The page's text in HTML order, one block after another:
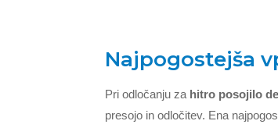
Najpogostejša
Pri odločanju za hitro posojilo
presojo in odločitev. Ena